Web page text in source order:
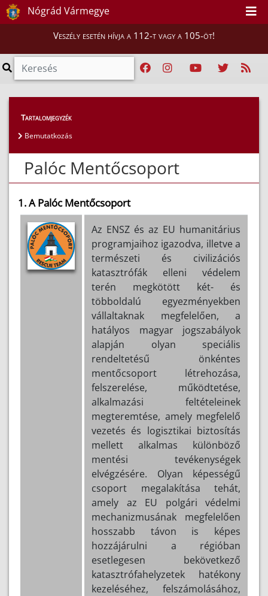
Nógrád Vármegye
Veszély esetén hívja a 112-t vagy a 105-öt!
Magunkról
Tartalomjegyzék
Bemutatkozás
Palóc Mentőcsoport
1. A Palóc Mentőcsoport
Az ENSZ és az EU humanitárius
programjaihoz igazodva, illetve a
természeti és civilizációs
katasztrófák elleni védelem
terén megkötött két- és
többoldalú egyezményekben
vállaltaknak megfelelően, a
hatályos magyar jogszabályok
alapján olyan speciális
rendeltetésű önkéntes
mentőcsoport létrehozása,
felszerelése, működtetése,
alkalmazási feltételeinek
megteremtése, amely megfelelő
vezetés és logisztikai biztosítás
mellett alkalmas különböző
mentési tevékenységek
elvégzésére. Olyan képességű
csoport megalakítása tehát,
amely az EU polgári védelmi
mechanizmusának megfelelően
hosszabb távon is képes
hozzájárulni a régióban
esetlegesen bekövetkező
katasztrófahelyzetek hatékony
kezeléséhez, felszámolásához,